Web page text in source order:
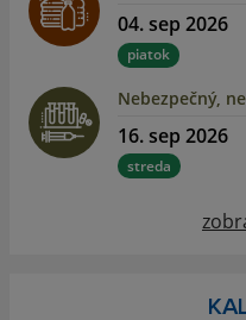
04. sep 2026
piatok
Nebezpečný,
16. sep 2026
streda